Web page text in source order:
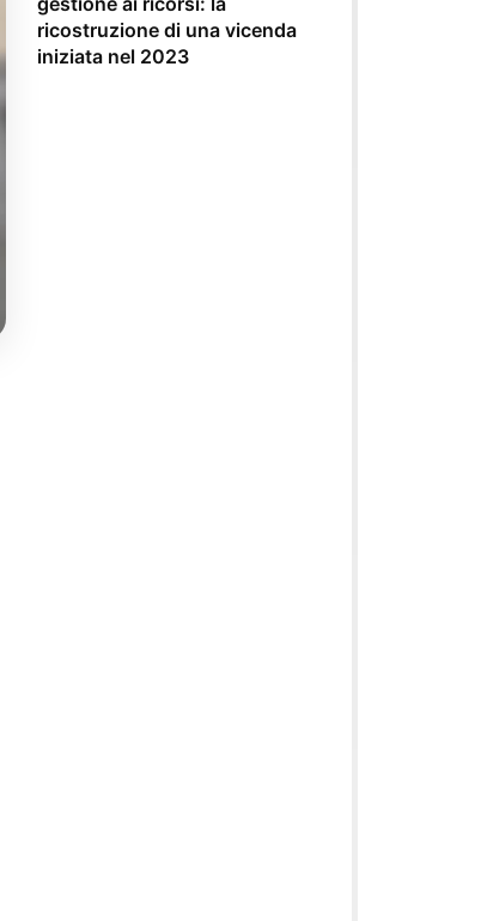
ricostruzione di una vicenda
iniziata nel 2023